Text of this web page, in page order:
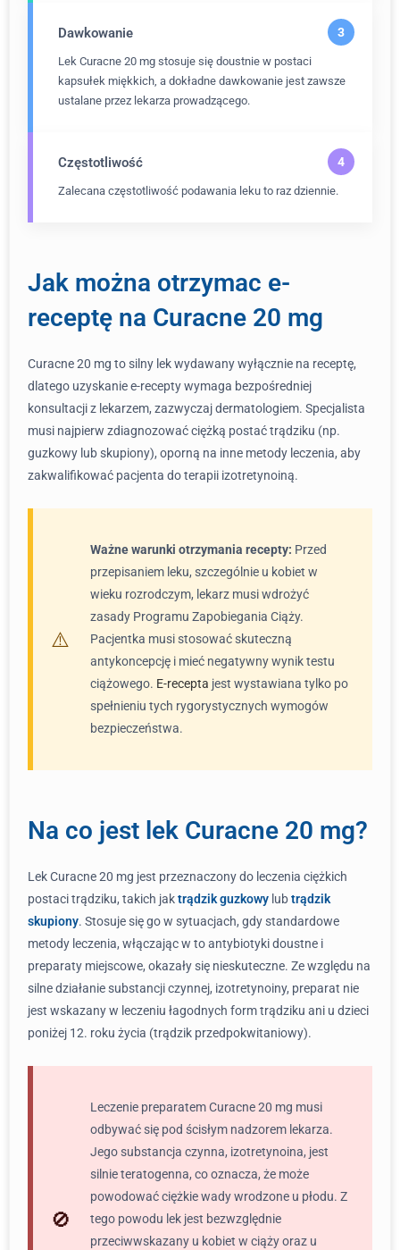
Dawkowanie
Lek Curacne 20 mg stosuje się doustnie w postaci
kapsułek miękkich, a dokładne dawkowanie jest zawsze
ustalane przez lekarza prowadzącego.
Częstotliwość
Zalecana częstotliwość podawania leku to raz dziennie.
Jak można otrzymac e-
receptę na Curacne 20 mg
Curacne 20 mg to silny lek wydawany wyłącznie na receptę,
dlatego uzyskanie e-recepty wymaga bezpośredniej
konsultacji z lekarzem, zazwyczaj dermatologiem. Specjalista
musi najpierw zdiagnozować ciężką postać trądziku (np.
guzkowy lub skupiony), oporną na inne metody leczenia, aby
zakwalifikować pacjenta do terapii izotretynoiną.
Ważne warunki otrzymania recepty: Przed
przepisaniem leku, szczególnie u kobiet w
wieku rozrodczym, lekarz musi wdrożyć
zasady Programu Zapobiegania Ciąży.
Pacjentka musi stosować skuteczną
antykoncepcję i mieć negatywny wynik testu
ciążowego. E-recepta jest wystawiana tylko po
spełnieniu tych rygorystycznych wymogów
bezpieczeństwa.
Na co jest lek Curacne 20 mg?
Lek Curacne 20 mg jest przeznaczony do leczenia ciężkich
postaci trądziku, takich jaktrądzik guzkowy lubtrądzik
skupiony. Stosuje się go w sytuacjach, gdy standardowe
metody leczenia, włączając w to antybiotyki doustne i
preparaty miejscowe, okazały się nieskuteczne. Ze względu na
silne działanie substancji czynnej, izotretynoiny, preparat nie
jest wskazany w leczeniu łagodnych form trądziku ani u dzieci
poniżej 12. roku życia (trądzik przedpokwitaniowy).
Leczenie preparatem Curacne 20 mg musi
odbywać się pod ścisłym nadzorem lekarza.
Jego substancja czynna, izotretynoina, jest
silnie teratogenna, co oznacza, że może
powodować ciężkie wady wrodzone u płodu. Z
tego powodu lek jest bezwzględnie
przeciwwskazany u kobiet w ciąży oraz u